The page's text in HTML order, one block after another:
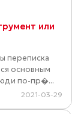
или
переписка
основным
по-пр�...
2021-03-29